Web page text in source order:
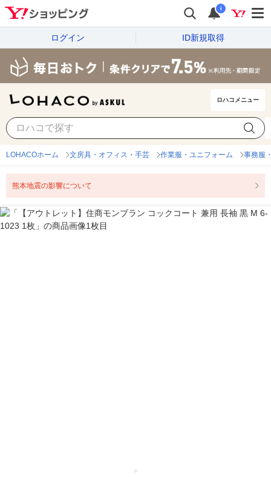
i
ログイン ID新規取得
ロハコメニュー
LOHACOホーム 文房具・オフィス・手芸 作業服・ユニフォーム 事務服
熊本地震の影響について